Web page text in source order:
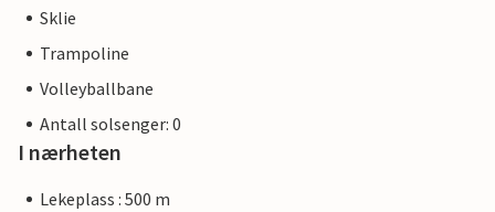
Sklie
Trampoline
Volleyballbane
Antall solsenger: 0
I nærheten
Lekeplass : 500 m